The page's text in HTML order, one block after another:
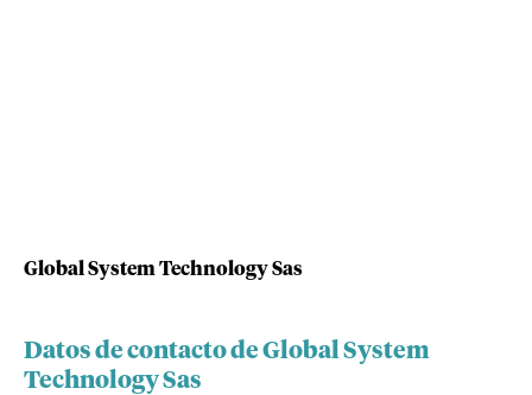
Global System Technology Sas
Datos de contacto de Global System
Technology Sas